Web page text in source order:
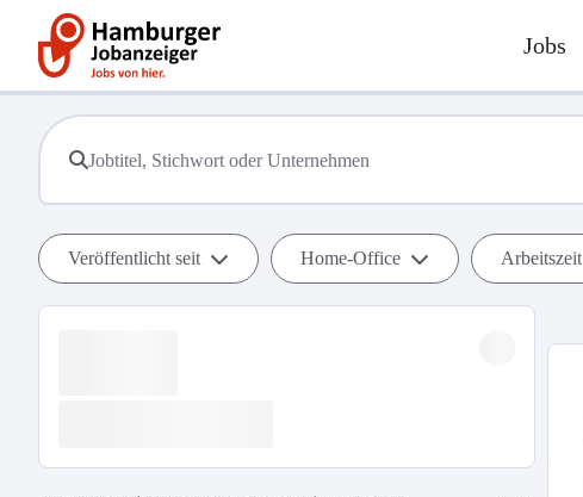
Jobs
Veröffentlicht seit Home-Office Arbeitszeit